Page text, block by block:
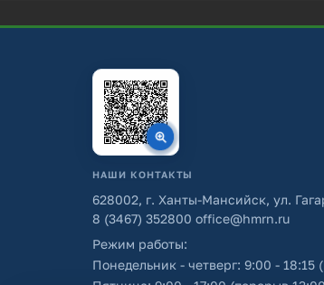
НАШИ КОНТАКТЫ
628002, г. Ханты-Мансийск, ул.
8 (3467) 352800 office@hmrn.ru
Режим работы:
Понедельник - четверг: 9:00 - 18:15